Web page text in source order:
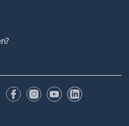
FacebookInstagram
YouTubeLinkedIn